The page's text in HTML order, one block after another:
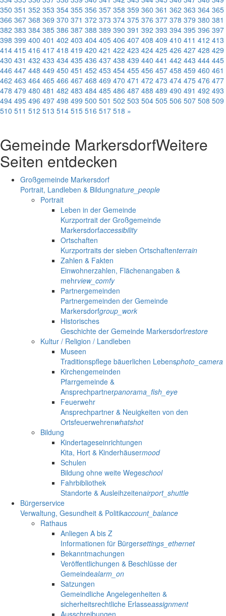
350 351 352 353 354 355 356 357 358 359 360 361 362 363 364 365
366 367 368 369 370 371 372 373 374 375 376 377 378 379 380 381
382 383 384 385 386 387 388 389 390 391 392 393 394 395 396 397
398 399 400 401 402 403 404 405 406 407 408 409 410 411 412 413
414 415 416 417 418 419 420 421 422 423 424 425 426 427 428 429
430 431 432 433 434 435 436 437 438 439 440 441 442 443 444 445
446 447 448 449 450 451 452 453 454 455 456 457 458 459 460 461
462 463 464 465 466 467 468 469 470 471 472 473 474 475 476 477
478 479 480 481 482 483 484 485 486 487 488 489 490 491 492 493
494 495 496 497 498 499 500 501 502 503 504 505 506 507 508 509
510 511 512 513 514 515 516 517 518 »
Gemeinde MarkersdorfWeitere
Seiten entdecken
Großgemeinde Markersdorf
Portrait, Landleben & Bildungnature_people
Portrait
Leben in der Gemeinde
Kurzportrait der Großgemeinde
Markersdorfaccessibility
Ortschaften
Kurzportraits der sieben Ortschaftenterrain
Zahlen & Fakten
Einwohnerzahlen, Flächenangaben &
mehrview_comfy
Partnergemeinden
Partnergemeinden der Gemeinde
Markersdorfgroup_work
Historisches
Geschichte der Gemeinde Markersdorfrestore
Kultur / Religion / Landleben
Museen
Traditionspflege bäuerlichen Lebensphoto_camera
Kirchengemeinden
Pfarrgemeinde &
Ansprechpartnerpanorama_fish_eye
Feuerwehr
Ansprechpartner & Neuigkeiten von den
Ortsfeuerwehrenwhatshot
Bildung
Kindertageseinrichtungen
Kita, Hort & Kinderhäusermood
Schulen
Bildung ohne weite Wegeschool
Fahrbibliothek
Standorte & Ausleihzeitenairport_shuttle
Bürgerservice
Verwaltung, Gesundheit & Politikaccount_balance
Rathaus
Anliegen A bis Z
Informationen für Bürgersettings_ethernet
Bekanntmachungen
Veröffentlichungen & Beschlüsse der
Gemeindealarm_on
Satzungen
Gemeindliche Angelegenheiten &
sicherheitsrechtliche Erlasseassignment
Ausschreibungen